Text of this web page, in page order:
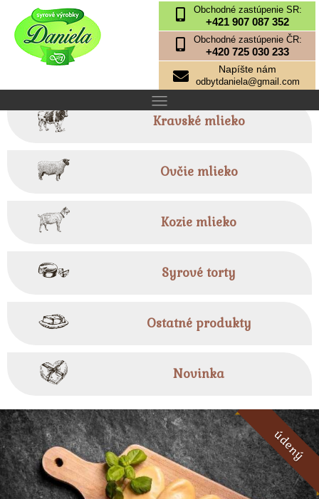
Obchodné zastúpenie SR:
+421 907 087 352
Obchodné zastúpenie ČR:
+420 725 030 233
Napíšte nám
odbytdaniela@gmail.com
Kravské mlieko
Ovčie mlieko
Kozie mlieko
Syrové torty
Ostatné produkty
Novinka
údený